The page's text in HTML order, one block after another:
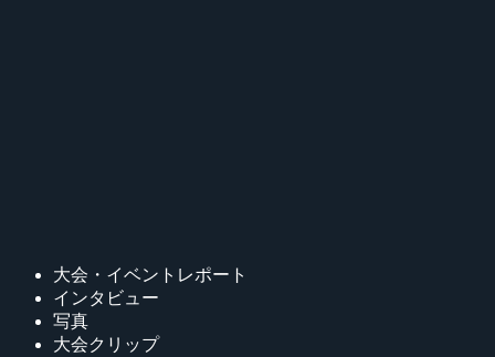
大会・イベントレポート
インタビュー
写真
大会クリップ